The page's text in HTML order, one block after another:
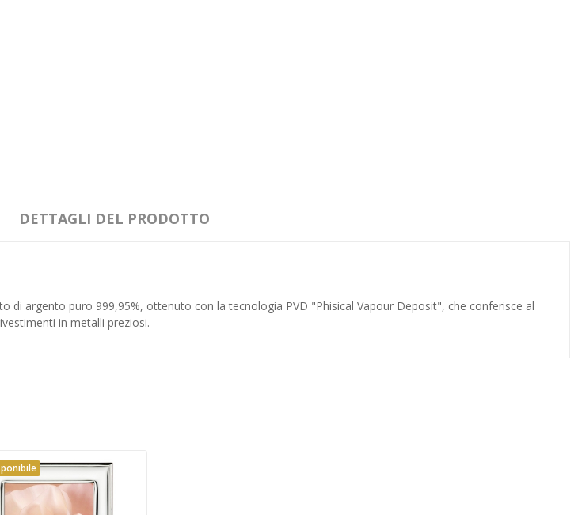
DETTAGLI DEL PRODOTTO
argento puro 999,95%, ottenuto con la tecnologia PVD "Phisical Vapour Deposit", che conferisce al
in metalli preziosi.